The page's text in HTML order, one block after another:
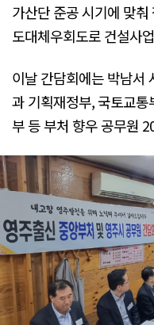
가산단 준공 시기에 맞
도대체우회도로 건설사
이날 간담회에는 박남서
과 기획재정부, 국토교
부 등 부처 향우 공무원